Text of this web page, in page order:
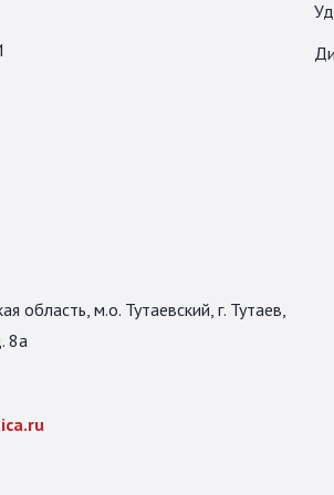
область, м.о. Тутаевский, г. Тутаев,
8а